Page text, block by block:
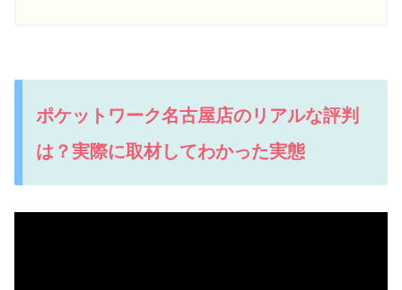
ポケットワーク名古屋店のリアルな評判
は？実際に取材してわかった実態